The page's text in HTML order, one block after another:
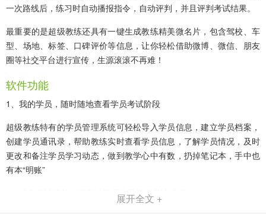
一次路线后，练习时自动播报指令，自动评判，并且评判考试结果。
最重要的是超级教练还具有一键生成教练精美微名片，包含驾校、车
型、场地、标签、口碑评价等信息，让你轻松借助微博、微信、朋友
圈等社交平台进行宣传，生源滚滚不再难！
软件功能
1、我的学员，随时随地查看学员考试阶段
超级教练特有的学员管理系统可轻松导入学员信息，建立学员档案，
创建学员通讯录，帮助教练实时查看学员信息，了解学员情况，及时
更改和备注学员学习动态，做到教学心中有数，扔掉笔记本，手中也
有本“明账”
2、特色考试汇总，可实时掌握学员模拟考试成绩
展开全文 +